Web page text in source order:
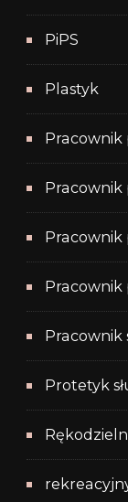
PiPS
Plastyk
Pracownik
Pracownik
Pracownik
Pracownik
Pracownik
Protetyk